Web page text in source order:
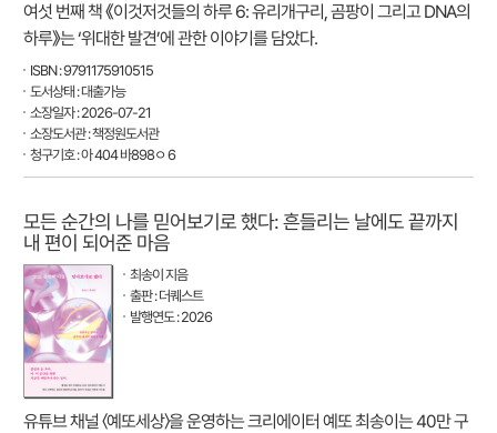
여섯 번째 책 《이것저것들의 하루 6: 유리개구리, 곰팡이 그리고 DNA의
하루》는 ‘위대한 발견’에 관한 이야기를 담았다.
ISBN : 9791175910515
도서상태 : 대출가능
소장일자 : 2026-07-21
소장도서관 : 책정원도서관
청구기호 : 아 404 바898ㅇ 6
모든 순간의 나를 믿어보기로 했다: 흔들리는 날에도 끝까지
내 편이 되어준 마음
최송이 지음
출판 : 더퀘스트
발행연도 : 2026
유튜브 채널 〈예또세상〉을 운영하는 크리에이터 예또 최송이는 40만 구